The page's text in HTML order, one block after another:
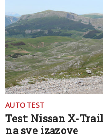
AUTO TEST
Test: Nissan X-
na sve izazove